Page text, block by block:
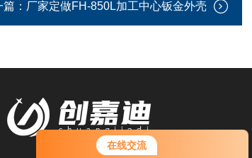
在线交流
： 厂家定做FH-850L加工中心钣金外壳